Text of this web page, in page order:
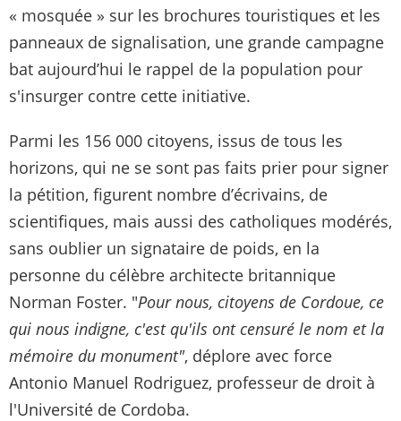
« mosquée » sur les brochures touristiques et les
panneaux de signalisation, une grande campagne
bat aujourd’hui le rappel de la population pour
s'insurger contre cette initiative.
Parmi les 156 000 citoyens, issus de tous les
horizons, qui ne se sont pas faits prier pour signer
la pétition, figurent nombre d’écrivains, de
scientifiques, mais aussi des catholiques modérés,
sans oublier un signataire de poids, en la
personne du célèbre architecte britannique
Norman Foster. "Pour nous, citoyens de Cordoue, ce
qui nous indigne, c'est qu'ils ont censuré le nom et la
mémoire du monument", déplore avec force
Antonio Manuel Rodriguez, professeur de droit à
l'Université de Cordoba.